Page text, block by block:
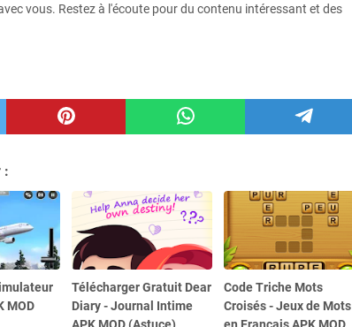
vous. Restez à l'écoute pour du contenu intéressant et des
:
MOD
Télécharger Gratuit Dear
Diary - Journal Intime
Code Triche Mots
Croisés - Jeux de Mots